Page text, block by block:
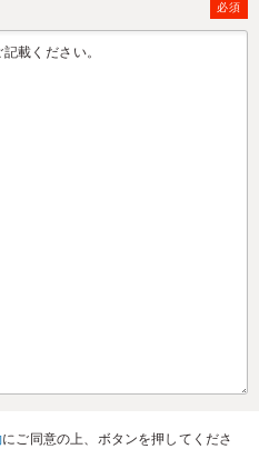
必須
にご同意の上、ボタンを押してくださ